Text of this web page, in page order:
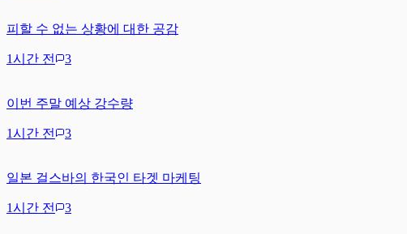
피할 수 없는 상황에 대한 공감
1시간 전 3
이번 주말 예상 강수량
1시간 전 3
일본 걸스바의 한국인 타겟 마케팅
1시간 전 3